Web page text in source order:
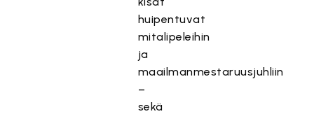
huipentuvat
mitalipeleihin
ja
maailmanmestaruusjuhliin
–
sekä